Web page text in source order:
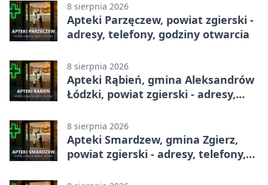
8 sierpnia 2026
Apteki Parzęczew, powiat zgierski -
adresy, telefony, godziny otwarcia
8 sierpnia 2026
Apteki Rąbień, gmina Aleksandrów
Łódzki, powiat zgierski - adresy,
8 sierpnia 2026
Apteki Smardzew, gmina Zgierz,
powiat zgierski - adresy, telefony,